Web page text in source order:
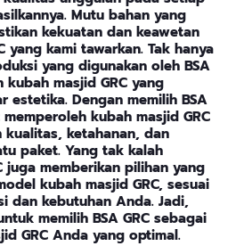
Mutu bahan yang
kekuatan dan keawetan
yang kami tawarkan. Tak hanya
yang digunakan oleh BSA
kubah masjid GRC yang
estetika. Dengan memilih BSA
kubah masjid GRC
kualitas, ketahanan, dan
paket. Yang tak kalah
juga memberikan pilihan yang
kubah masjid GRC, sesuai
dan kebutuhan Anda. Jadi,
memilih BSA GRC sebagai
GRC Anda yang optimal.